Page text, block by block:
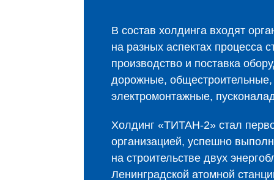
В состав холдинга входят
на разных аспектах процесса
производство и поставка
дорожные,
электромонтажные,
Холдинг «ТИТАН‑2» стал
организацией, успешно
на строительстве двух
Ленинградской атомной